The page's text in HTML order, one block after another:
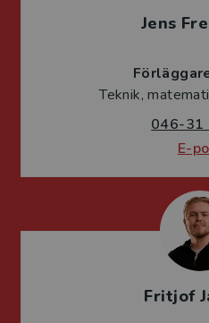
Jens
Teknik,
046-31
E-
Fritjof